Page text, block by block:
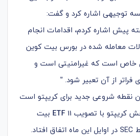
توجیهی اشاره کرد و گفت:
پیش اشاره کردم، اقدامات انجام
معامله شده در بورس بیت کوین
خاص است که غیرامنیتی است و
فراتر از آن تعبیر شود. ”
کریپتو با تصویب 11
ETF بیت
کوین نقطه ای توسط SEC در اوایل این ماه اتفاق افتاد.